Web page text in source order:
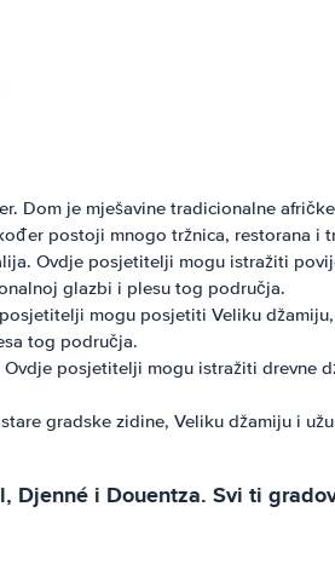
Dom je mješavine tradicionalne
postoji mnogo tržnica, restorana i
Ovdje posjetitelji mogu istražiti
glazbi i plesu tog područja.
mogu posjetiti Veliku
tog područja.
posjetitelji mogu istražiti drevne
gradske zidine, Veliku džamiju i
i Douentza. Svi ti